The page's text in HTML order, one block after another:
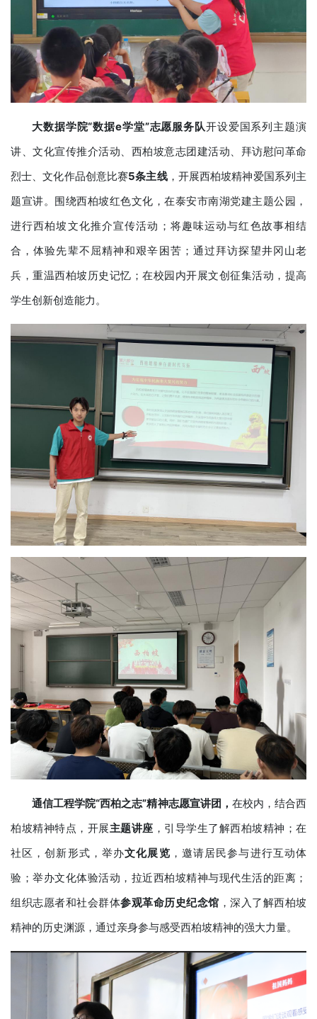
大数据学院“数据e学堂”志愿服务队开设爱国系列主题演
讲、文化宣传推介活动、西柏坡意志团建活动、拜访慰问革命
烈士、文化作品创意比赛5条主线，开展西柏坡精神爱国系列主
题宣讲。围绕西柏坡红色文化，在泰安市南湖党建主题公园，
进行西柏坡文化推介宣传活动；将趣味运动与红色故事相结
合，体验先辈不屈精神和艰辛困苦；通过拜访探望井冈山老
兵，重温西柏坡历史记忆；在校园内开展文创征集活动，提高
学生创新创造能力。
通信工程学院“西柏之志”精神志愿宣讲团 ， 在校内，结合西
柏坡精神特点，开展主题讲座 ，引导学生了解西柏坡精神；在
社区，创新形式，举办文化展览 ，邀请居民参与进行互动体
验；举办文化体验活动，拉近西柏坡精神与现代生活的距离；
组织志愿者和社会群体参观革命历史纪念馆 ，深入了解西柏坡
精神的历史渊源，通过亲身参与感受西柏坡精神的强大力量。